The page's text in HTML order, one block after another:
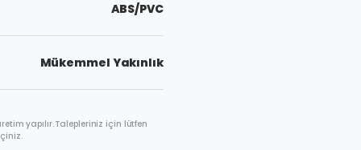
ABS/PVC
Mükemmel Yakınlık
yapılır. Talepleriniz için lütfen